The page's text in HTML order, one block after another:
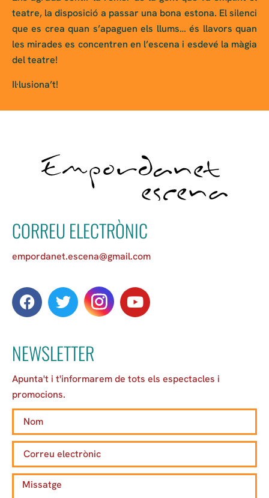
teatre, la disposició a passar una bona estona. El silenci
que es crea quan s’apaguen els llums… és llavors quan
les mirades es concentren en l’escena i esdevé la màgia
del teatre!
Il·lusiona’t!
CORREU ELECTRÒNIC
empordanet.escena@gmail.com
NEWSLETTER
Apunta't i t'informarem de tots els espectacles i
promocions.